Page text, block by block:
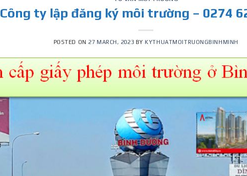
Công ty lập đăng ký môi trường – 0274
POSTED ON 27 MARCH, 2023 BY KYTHUATMOITRUONGBINHMINH